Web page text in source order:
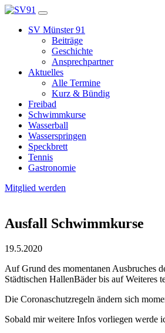
SV Münster 91
Beiträge
Geschichte
Ansprechpartner
Aktuelles
Alle Termine
Kurz & Bündig
Freibad
Schwimmkurse
Wasserball
Wasserspringen
Speckbrett
Tennis
Gastronomie
Mitglied werden
Ausfall Schwimmkurse
19.5.2020
Auf Grund des momentanen Ausbruches
Städtischen HallenBäder bis auf Weiteres
Die Coronaschutzregeln ändern sich
Sobald mir weitere Infos vorliegen werde